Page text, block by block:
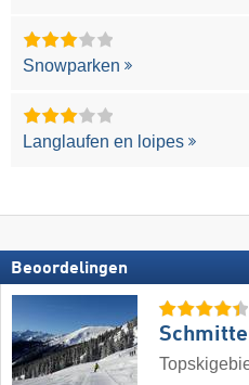
Snowparken
Langlaufen en loipes
Beoordelingen